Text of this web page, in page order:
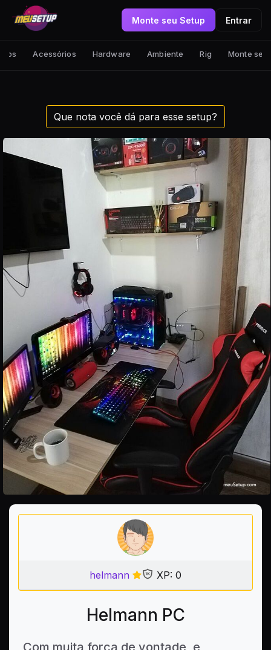
Monte seu Setup Entrar
Acessórios Hardware Ambiente Rig Monte seu
Que nota você dá para esse setup?
helmann XP: 0
Helmann PC
Com muita força de vontade, e